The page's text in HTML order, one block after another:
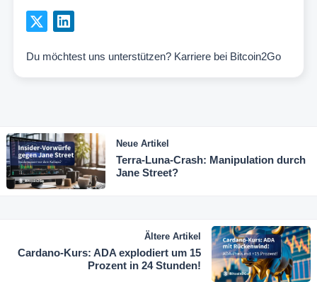
Du möchtest uns unterstützen? Karriere bei Bitcoin2Go
Neue Artikel
Terra-Luna-Crash: Manipulation durch
Jane Street?
Ältere Artikel
Cardano-Kurs: ADA explodiert um 15
Prozent in 24 Stunden!